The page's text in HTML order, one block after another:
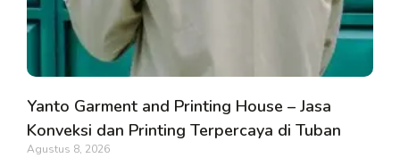
Yanto Garment and Printing House – Jasa
Konveksi dan Printing Terpercaya di Tuban
Agustus 8, 2026